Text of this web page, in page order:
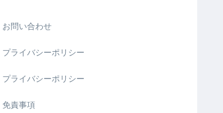
お問い合わせ
プライバシーポリシー
プライバシーポリシー
免責事項